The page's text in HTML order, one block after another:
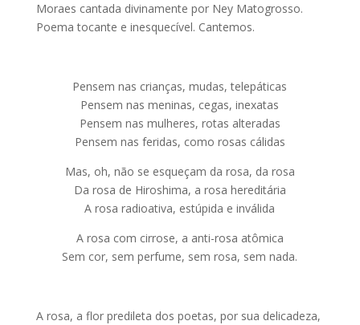
Moraes cantada divinamente por Ney Matogrosso.
Poema tocante e inesquecível. Cantemos.
Pensem nas crianças, mudas, telepáticas
Pensem nas meninas, cegas, inexatas
Pensem nas mulheres, rotas alteradas
Pensem nas feridas, como rosas cálidas
Mas, oh, não se esqueçam da rosa, da rosa
Da rosa de Hiroshima, a rosa hereditária
A rosa radioativa, estúpida e inválida
A rosa com cirrose, a anti-rosa atômica
Sem cor, sem perfume, sem rosa, sem nada.
A rosa, a flor predileta dos poetas, por sua delicadeza,